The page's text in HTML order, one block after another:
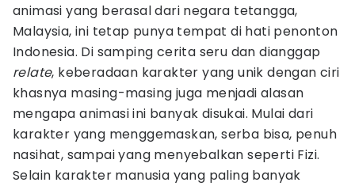
animasi yang berasal dari negara tetangga,
Malaysia, ini tetap punya tempat di hati penonton
Indonesia. Di samping cerita seru dan dianggap
relate, keberadaan karakter yang unik dengan ciri
khasnya masing-masing juga menjadi alasan
mengapa animasi ini banyak disukai. Mulai dari
karakter yang menggemaskan, serba bisa, penuh
nasihat, sampai yang menyebalkan seperti Fizi.
Selain karakter manusia yang paling banyak